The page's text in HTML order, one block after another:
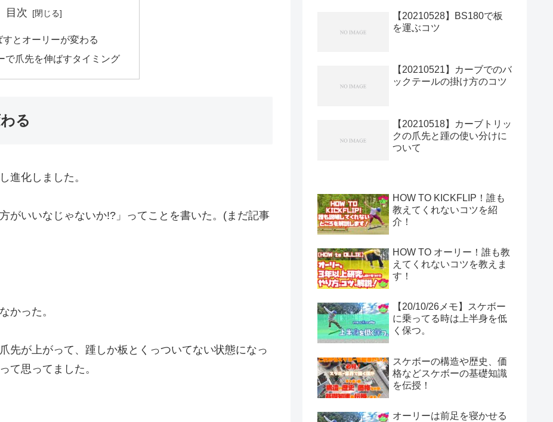
目次
すとオーリーが変わる
で爪先を伸ばすタイミング
る
進化しました。
がいいなじゃないか!?」ってことを書いた。(まだ記事
かった。
先が上がって、踵しか板とくっついてない状態になっ
て思ってました。
【20210528】BS180で板
を運ぶコツ
【20210521】カーブでのバ
ックテールの掛け方のコツ
【20210518】カーブトリッ
クの爪先と踵の使い分けに
ついて
HOW TO KICKFLIP！誰も
教えてくれないコツを紹
介！
HOW TO オーリー！誰も教
えてくれないコツを教えま
す！
【20/10/26メモ】スケボー
に乗ってる時は上半身を低
く保つ。
スケボーの構造や歴史、価
格などスケボーの基礎知識
を伝授！
オーリーは前足を寝かせる